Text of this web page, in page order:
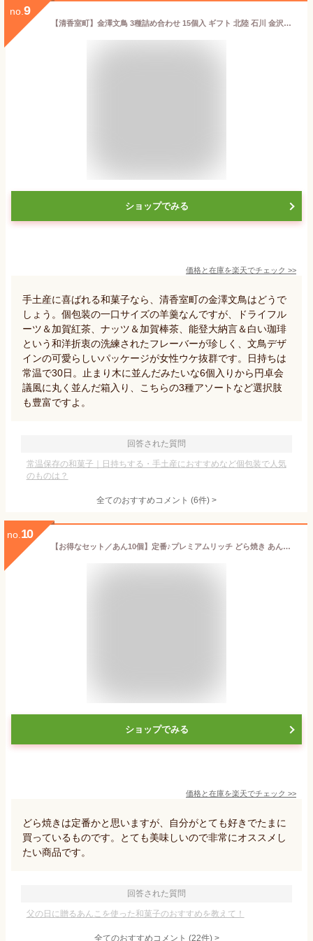
no. 9
【清香室町】金澤文鳥 3種詰め合わせ 15個入 ギフト 北陸 石川 金沢銘菓 和菓子 詰合せ
ショップでみる
価格と在庫を楽天でチェック >>
手土産に喜ばれる和菓子なら、清香室町の金澤文鳥はどうで
しょう。個包装の一口サイズの羊羹なんですが、ドライフル
ーツ＆加賀紅茶、ナッツ＆加賀棒茶、能登大納言＆白い珈琲
という和洋折衷の洗練されたフレーバーが珍しく、文鳥デザ
インの可愛らしいパッケージが女性ウケ抜群です。日持ちは
常温で30日。止まり木に並んだみたいな6個入りから円卓会
議風に丸く並んだ箱入り、こちらの3種アソートなど選択肢
も豊富ですよ。
回答された質問
常温保存の和菓子｜日持ちする・手土産におすすめなど個包装で人気
のものは？
全てのおすすめコメント (6件) >
no. 10
【お得なセット／あん10個】定番♪プレミアムリッチ どら焼き あんたっぷりどら10個入 送料無料（北海道・沖縄・一部地域を除く）│ 和菓子 御供 お取り寄せ あんこ どら焼き ギフト 名古屋 詰め合わせ お中元 敬老の日 御中元
ショップでみる
価格と在庫を楽天でチェック >>
どら焼きは定番かと思いますが、自分がとても好きでたまに
買っているものです。とても美味しいので非常にオススメし
たい商品です。
回答された質問
父の日に贈るあんこを使った和菓子のおすすめを教えて！
全てのおすすめコメント (22件) >